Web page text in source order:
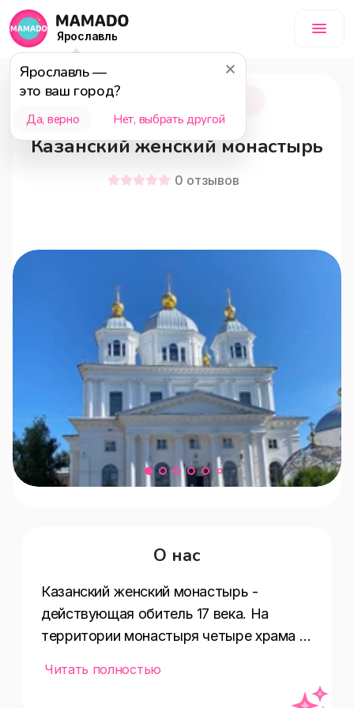
Ярославль
Ярославль—
это ваш город?
Да, верно Нет, выбрать другой
Ярославль
Казанский женский монастырь
0 отзывов
О нас
Казанский женский монастырь -
действующая обитель 17 века. На
территории монастыря четыре храма
Читать полностью